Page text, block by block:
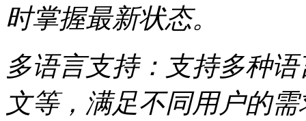
时掌握最新状态。
多语言支持：支持多种
文等，满足不同用户的需